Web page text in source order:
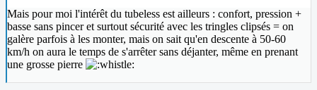
Mais pour moi l'intérêt du tubeless est ailleurs : confort, pression +
basse sans pincer et surtout sécurité avec les tringles clipsés = on
galère parfois à les monter, mais on sait qu'en descente à 50-60
km/h on aura le temps de s'arrêter sans déjanter, même en prenant
une grosse pierre